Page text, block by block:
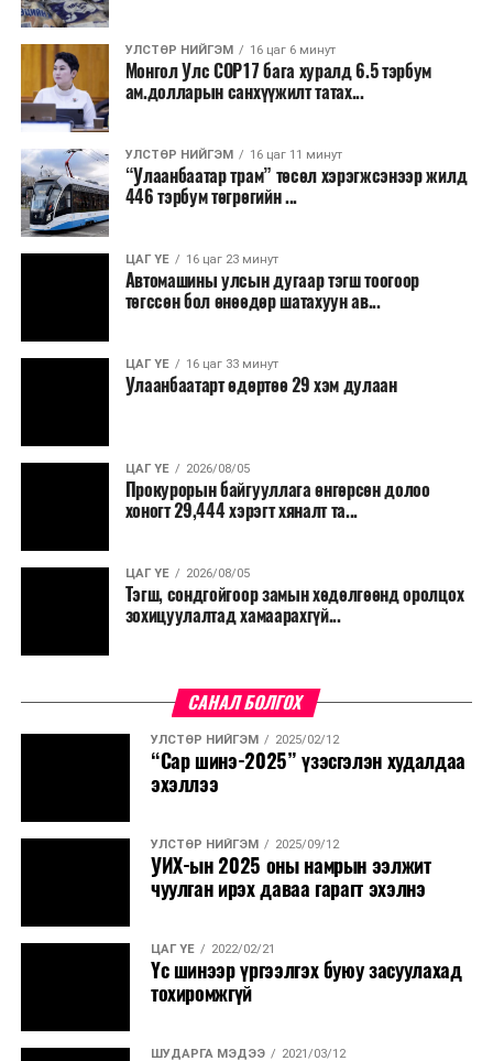
УЛСТӨР НИЙГЭМ 16 цаг 6 минут
Монгол Улс COP17 бага хуралд 6.5 тэрбум
ам.долларын санхүүжилт татах...
УЛСТӨР НИЙГЭМ 16 цаг 11 минут
“Улаанбаатар трам” төсөл хэрэгжсэнээр жилд
446 тэрбум төгрөгийн ...
ЦАГ ҮЕ 16 цаг 23 минут
Автомашины улсын дугаар тэгш тоогоор
төгссөн бол өнөөдөр шатахуун ав...
ЦАГ ҮЕ 16 цаг 33 минут
Улаанбаатарт өдөртөө 29 хэм дулаан
ЦАГ ҮЕ 2026/08/05
Прокурорын байгууллага өнгөрсөн долоо
хоногт 29,444 хэрэгт хяналт та...
ЦАГ ҮЕ 2026/08/05
Тэгш, сондгойгоор замын хөдөлгөөнд оролцох
зохицуулалтад хамаарахгүй...
САНАЛ БОЛГОХ
УЛСТӨР НИЙГЭМ 2025/02/12
“Сар шинэ-2025” үзэсгэлэн худалдаа
эхэллээ
УЛСТӨР НИЙГЭМ 2025/09/12
УИХ-ын 2025 оны намрын ээлжит
чуулган ирэх даваа гарагт эхэлнэ
ЦАГ ҮЕ 2022/02/21
Үс шинээр үргээлгэх буюу засуулахад
тохиромжгүй
ШУДАРГА МЭДЭЭ 2021/03/12